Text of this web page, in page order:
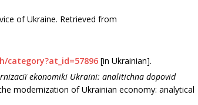
of Ukraine. Retrieved from
category?at_id=57896 [in Ukrainian].
ekonomіki Ukraїni: analіtichna dopovіd
modernization of Ukrainian economy: analytical